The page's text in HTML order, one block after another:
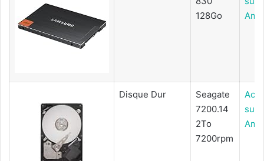
128Go
Disque Dur
Seagate
7200.14
2To
7200rpm
sur